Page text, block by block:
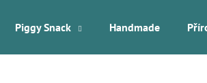
Piggy Snack Handmade